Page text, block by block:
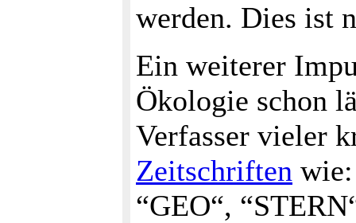
werden. Dies ist
Ein weiterer
Ökologie schon
Verfasser vieler
Zeitschriften
“GEO“,